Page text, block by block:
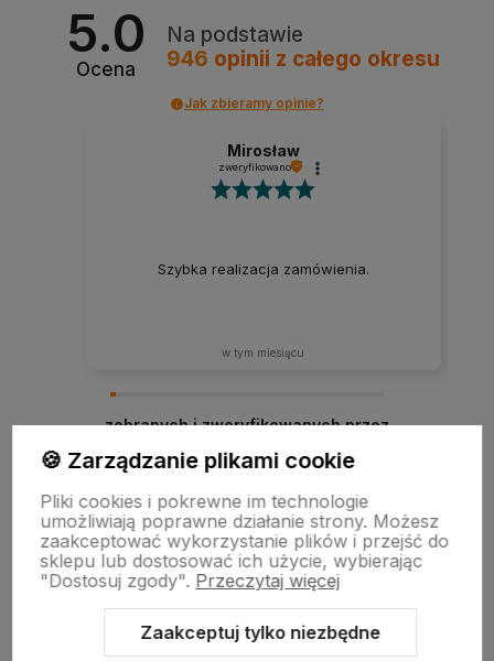
5.0
Ocena
Na podstawie
946 opinii z całego okresu
Jak zbieramy opinie?
Mirosław
zweryfikowano
Szybka realizacja zamówienia.
w tym miesiącu
zebranych i zweryfikowanych przez
Sklep internetowy Shoper.pl Szablon Shoper Modern 3.0™
🍪 Zarządzanie plikami cookie
Pliki cookies i pokrewne im technologie
umożliwiają poprawne działanie strony. Możesz
zaakceptować wykorzystanie plików i przejść do
sklepu lub dostosować ich użycie, wybierając
"Dostosuj zgody". Przeczytaj więcej
Zaakceptuj tylko niezbędne